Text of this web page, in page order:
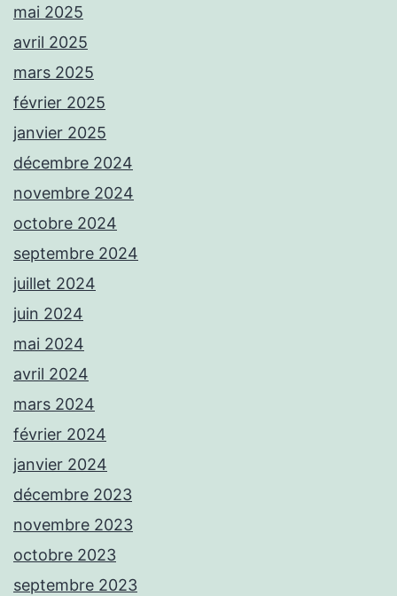
mai 2025
avril 2025
mars 2025
février 2025
janvier 2025
décembre 2024
novembre 2024
octobre 2024
septembre 2024
juillet 2024
juin 2024
mai 2024
avril 2024
mars 2024
février 2024
janvier 2024
décembre 2023
novembre 2023
octobre 2023
septembre 2023